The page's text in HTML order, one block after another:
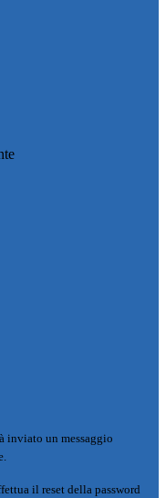
inviato un messaggio
il reset della password